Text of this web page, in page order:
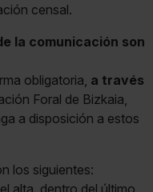
censal.
la comunicación son
obligatoria, a través
Foral de Bizkaia,
a disposición a estos
los siguientes:
alta, dentro del último